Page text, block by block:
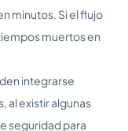
minutos. Si el flujo
muertos en
integrarse
al existir algunas
seguridad para